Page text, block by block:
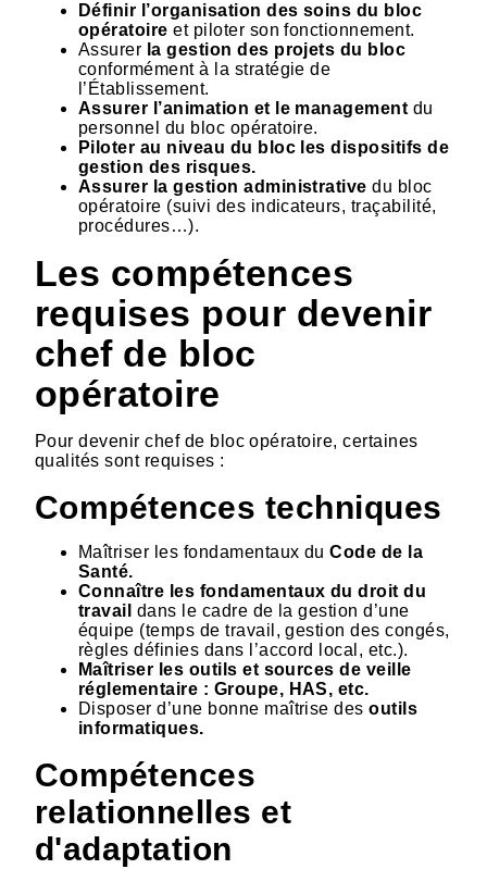
Définir l’organisation des soins du bloc
opératoireet piloter son fonctionnement.
Assurer la gestion des projets du bloc
conformément à la stratégie de
l’Établissement.
Assurer l’animation et le management du
personnel du bloc opératoire.
Piloter au niveau du bloc les dispositifs de
gestion des risques.
Assurer la gestion administrative du bloc
opératoire (suivi des indicateurs, traçabilité,
procédures…).
Les compétences
requises pour devenir
chef de bloc
opératoire
Pour devenir chef de bloc opératoire, certaines
qualités sont requises :
Compétences techniques
Maîtriser les fondamentaux du Code de la
Santé.
Connaître les fondamentaux du droit du
travail dans le cadre de la gestion d’une
équipe (temps de travail, gestion des congés,
règles définies dans l’accord local, etc.).
Maîtriser les outils et sources de veille
réglementaire : Groupe, HAS, etc.
Disposer d’une bonne maîtrise desoutils
informatiques.
Compétences
relationnelles et
d'adaptation